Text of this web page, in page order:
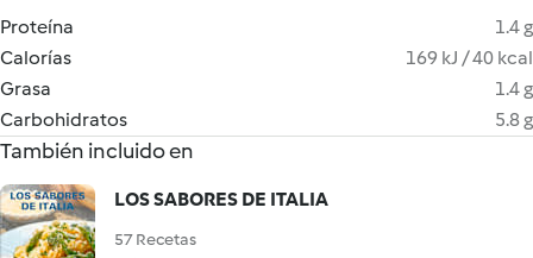
Proteína
1.4 g
Calorías
169 kJ / 40 kcal
Grasa
1.4 g
Carbohidratos
5.8 g
También incluido en
LOS SABORES DE ITALIA
57 Recetas